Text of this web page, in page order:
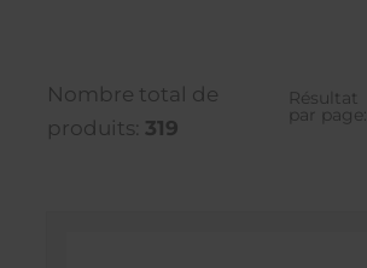
Nombre total de
produits: 319
Résultat
par page: